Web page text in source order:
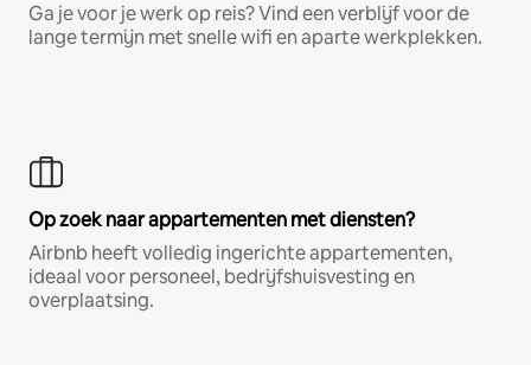
Ga je voor je werk op reis? Vind een verblijf voor de
lange termijn met snelle wifi en aparte werkplekken.
Op zoek naar appartementen met diensten?
Airbnb heeft volledig ingerichte appartementen,
ideaal voor personeel, bedrijfshuisvesting en
overplaatsing.